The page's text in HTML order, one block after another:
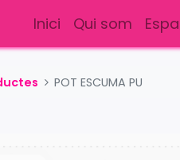
Inici Qui som
POT ESCUMA PU